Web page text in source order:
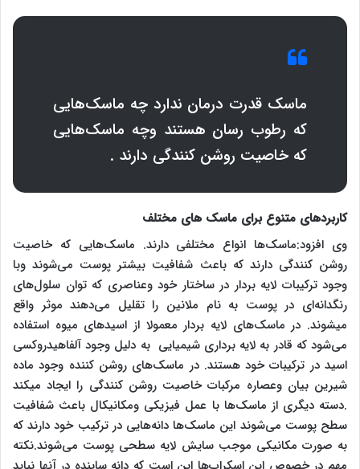
ماسک قدرت درمان ندارد چه ماسک‌هایی
که رطوب رسان هستند وچه ماسک‌هایی
که خاصیت روشن کنندگی دارند .
کاربردهای متنوع برای ماسک های مختلف
وی افزود:ماسک‌ها انواع مختلفی دارند. ماسک‌هایی که خاصیت
روشن کنندگی دارند که باعث شفافیت بیشتر پوست می‌شوند وبا
وجود ترکیبات لایه بردار در ساختار خود وعناصری که توان سلول‌های
رنگدانه‌ای در پوست به نام ملانین را تقلیل می‌دهند موثر واقع
میشوند. در ماسک‌های لایه بردار معمولا از اسیدهای میوه استفاده
می‌شود که قادر به لایه برداری شیمیایی به دلیل وجود آلفاهیدروکسی
اسید در ترکیبات خود هستند. در ماسک‌های روشن کننده وجود ماده
شیرین بیان وعصاره مرکبات خاصیت روشن کنندگی را ایجاد میکند
.دسته دیگری از ماسک‌ها با عمل فیزیکی ومکانیکال باعث شفافیت
سطح پوست می‌شوند این ماسک‌ها دانه‌هایی در ترکیب خود دارند که
به صورت مکانیکی موجب سایش لایه سطحی پوست می‌شوند.نکته